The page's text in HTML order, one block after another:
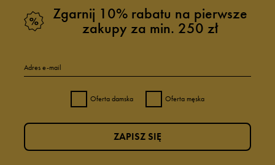
Zgarnij 10% rabatu na pierwsze
zakupy za min. 250 zł
Adres e-mail
Oferta damska Oferta męska
ZAPISZ SIĘ